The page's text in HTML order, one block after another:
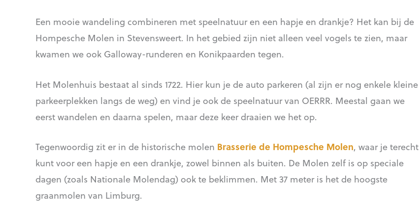
Een mooie wandeling combineren met speelnatuur en een hapje en drankje? Het kan bij de
Hompesche Molen in Stevensweert. In het gebied zijn niet alleen veel vogels te zien, maar
kwamen we ook Galloway-runderen en Konikpaarden tegen.
Het Molenhuis bestaat al sinds 1722. Hier kun je de auto parkeren (al zijn er nog enkele kleine
parkeerplekken langs de weg) en vind je ook de speelnatuur van OERRR. Meestal gaan we
eerst wandelen en daarna spelen, maar deze keer draaien we het op.
Tegenwoordig zit er in de historische molen Brasserie de Hompesche Molen, waar je terecht
kunt voor een hapje en een drankje, zowel binnen als buiten. De Molen zelf is op speciale
dagen (zoals Nationale Molendag) ook te beklimmen. Met 37 meter is het de hoogste
graanmolen van Limburg.